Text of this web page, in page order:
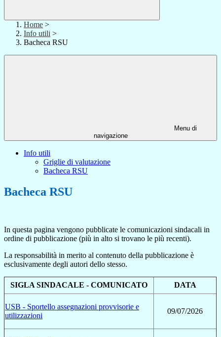
Home >
Info utili >
Bacheca RSU
Menu di
navigazione
Info utili
Griglie di valutazione
Bacheca RSU
Bacheca RSU
In questa pagina vengono pubblicate le comunicazioni sindacali in
ordine di pubblicazione (più in alto si trovano le più recenti).
La responsabilità in merito al contenuto della pubblicazione è
esclusivamente degli autori dello stesso.
SIGLA SINDACALE - COMUNICATO DATA
USB - Sportello assegnazioni provvisorie e
utilizzazioni
09/07/2026